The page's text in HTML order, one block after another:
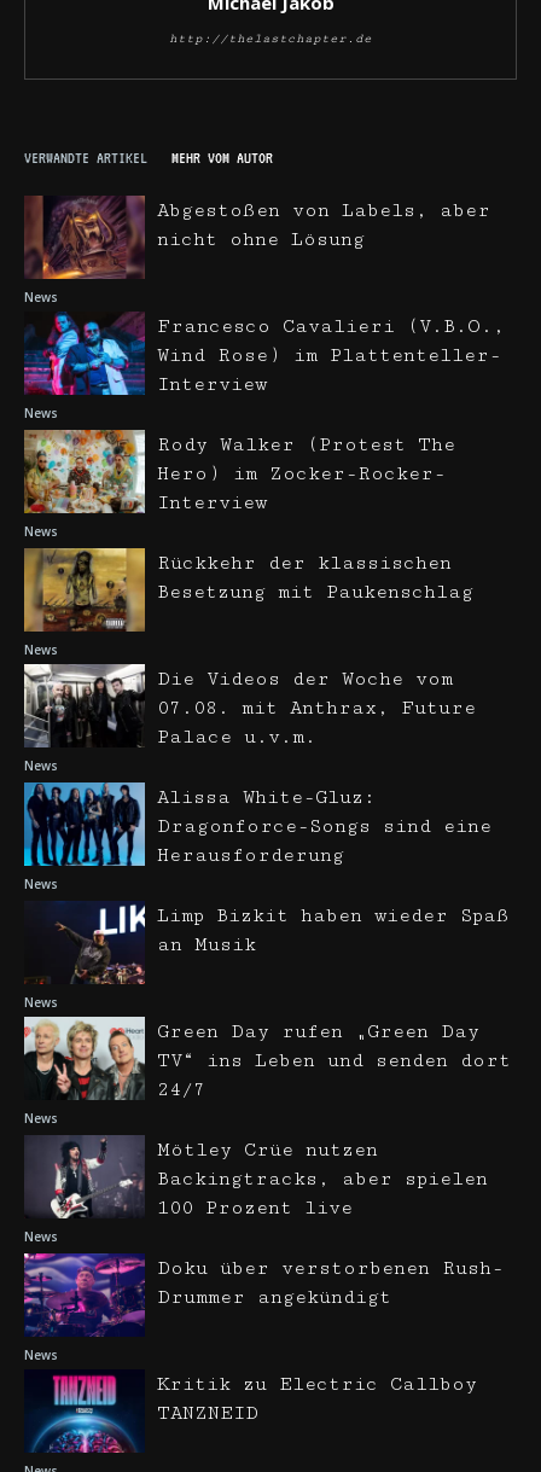
http://thelastchapter.de
VERWANDTE ARTIKEL MEHR VOM AUTOR
News
Abgestoßen von Labels, aber
nicht ohne Lösung
News
Francesco Cavalieri (V.B.O.,
Wind Rose) im Plattenteller-
Interview
News
Rody Walker (Protest The
Hero) im Zocker-Rocker-
Interview
News
Rückkehr der klassischen
Besetzung mit Paukenschlag
News
Die Videos der Woche vom
07.08. mit Anthrax, Future
Palace u.v.m.
News
Alissa White-Gluz:
Dragonforce-Songs sind eine
Herausforderung
News
Limp Bizkit haben wieder Spaß
an Musik
News
Green Day rufen „Green Day
TV“ ins Leben und senden dort
24/7
News
Mötley Crüe nutzen
Backingtracks, aber spielen
100 Prozent live
News
Doku über verstorbenen Rush-
Drummer angekündigt
Kritik zu Electric Callboy
TANZNEID